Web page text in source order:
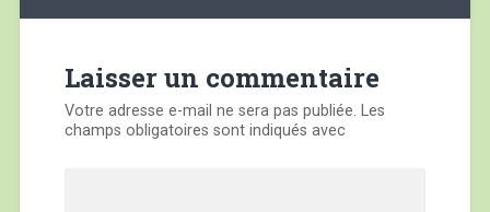
Laisser un commentaire
Votre adresse e-mail ne sera pas publiée. Les
champs obligatoires sont indiqués avec